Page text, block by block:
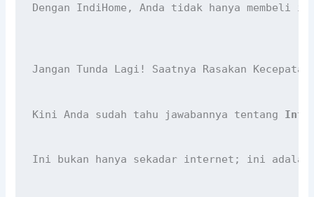
Dengan IndiHome, Anda tidak hanya
Jangan Tunda Lagi! Saatnya Rasakan
Kini Anda sudah tahu jawabannya tentang
Ini bukan hanya sekadar internet; ini adalah